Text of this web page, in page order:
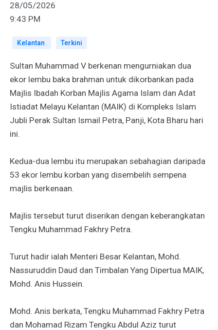
28/05/2026
9:43 PM
Kelantan Terkini
Sultan Muhammad V berkenan mengurniakan dua
ekor lembu baka brahman untuk dikorbankan pada
Majlis Ibadah Korban Majlis Agama Islam dan Adat
Istiadat Melayu Kelantan (MAIK) di Kompleks Islam
Jubli Perak Sultan Ismail Petra, Panji, Kota Bharu hari
ini.
Kedua-dua lembu itu merupakan sebahagian daripada
53 ekor lembu korban yang disembelih sempena
majlis berkenaan.
Majlis tersebut turut diserikan dengan keberangkatan
Tengku Muhammad Fakhry Petra.
Turut hadir ialah Menteri Besar Kelantan, Mohd.
Nassuruddin Daud dan Timbalan Yang Dipertua MAIK,
Mohd. Anis Hussein.
Mohd. Anis berkata, Tengku Muhammad Fakhry Petra
dan Mohamad Rizam Tengku Abdul Aziz turut